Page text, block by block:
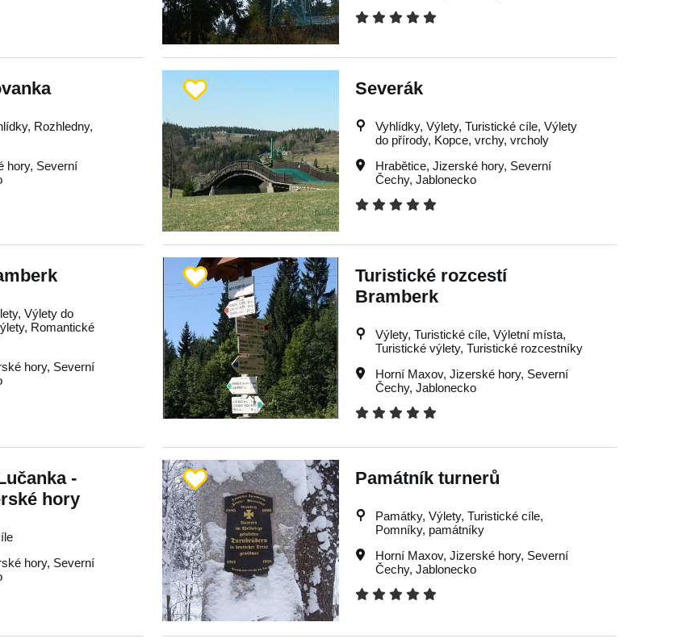
Rozhledny,
hory, Severní
Severák
Vyhlídky, Výlety, Turistické cíle, Výlety
do přírody, Kopce, vrchy, vrcholy
Hrabětice, Jizerské hory, Severní
Čechy, Jablonecko
Výlety do
Romantické
hory, Severní
Turistické rozcestí
Bramberk
Výlety, Turistické cíle, Výletní místa,
Turistické výlety, Turistické rozcestníky
Horní Maxov, Jizerské hory, Severní
Čechy, Jablonecko
-
hory
hory, Severní
Památník turnerů
Památky, Výlety, Turistické cíle,
Pomníky, památníky
Horní Maxov, Jizerské hory, Severní
Čechy, Jablonecko